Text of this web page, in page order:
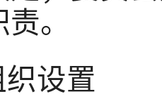
。
设置